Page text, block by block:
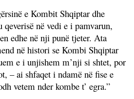
e Kombit Shqiptar dhe
në vedi e i pamvarun,
edhe në nji punë tjeter. Ata
në histori se Kombi Shqiptar
e i unjishem m’nji si shtet, por
– ai shfaqet i ndamë në fise e
vetem nder kombe t’ egra.”